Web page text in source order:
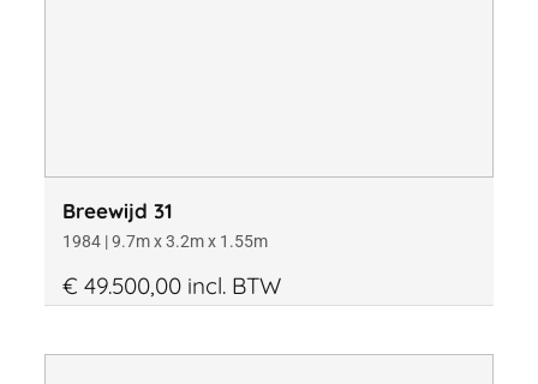
Breewijd 31
1984 | 9.7m x 3.2m x 1.55m
€ 49.500,00 incl. BTW